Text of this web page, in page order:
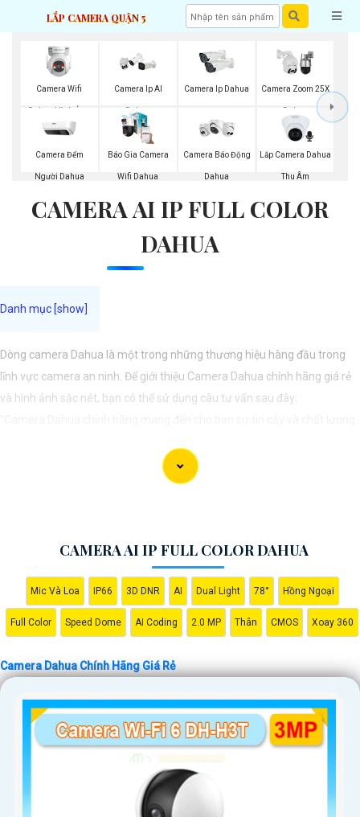
LẮP CAMERA QUẬN 5
Camera Wifi
Dahua Hình Ảnh
3K
Camera Ip AI
Dahua
Camera Ip Dahua Camera Zoom 25X
Dahua
Camera Đếm
Người Dahua
Báo Gia Camera
Wifi Dahua
Camera Báo Động
Dahua
Lắp Camera Dahua
Thu Âm
CAMERA AI IP FULL COLOR
DAHUA
Dòng camera Dahua là một trong những thương hiệu hàng đầu trong
lĩnh vực camera an ninh. Để giới thiệu Camera Dahua chính hãng giá rẻ
và hình ảnh sắc nét, bạn có thể sử dụng câu tư vấn sau đây:
này hứa hẹn đáp ứng mọi nhu cầu giám sát của bạn. Đừng ngần ngại
trải nghiệm sự ổn định và chất lượng vượt trội của Camera Dahua chính
CAMERA AI IP FULL COLOR DAHUA
Mic Và Loa IP66 3D DNR AI Dual Light 78° Hồng Ngoại
Full Color Speed Dome AI Coding 2.0 MP Thân CMOS Xoay 360
Camera Dahua Chính Hãng Giá Rẻ